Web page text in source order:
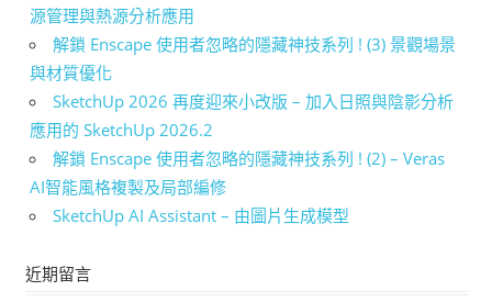
源管理與熱源分析應用
解鎖 Enscape 使用者忽略的隱藏神技系列 ! (3) 景觀場景
與材質優化
SketchUp 2026 再度迎來小改版 – 加入日照與陰影分析
應用的 SketchUp 2026.2
解鎖 Enscape 使用者忽略的隱藏神技系列 ! (2) – Veras
AI智能風格複製及局部編修
SketchUp AI Assistant – 由圖片生成模型
近期留言